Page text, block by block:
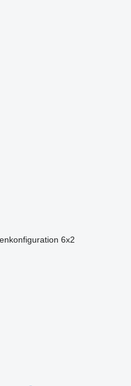
6x2